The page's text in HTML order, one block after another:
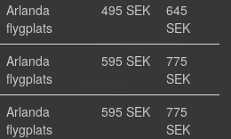
Arlanda
flygplats
495 SEK
645
SEK
Arlanda
flygplats
595 SEK
775
SEK
Arlanda
flygplats
595 SEK
775
SEK